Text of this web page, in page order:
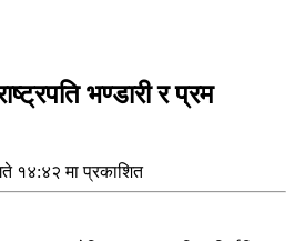
भण्डारी र प्रम
१४:४२ मा प्रकाशित